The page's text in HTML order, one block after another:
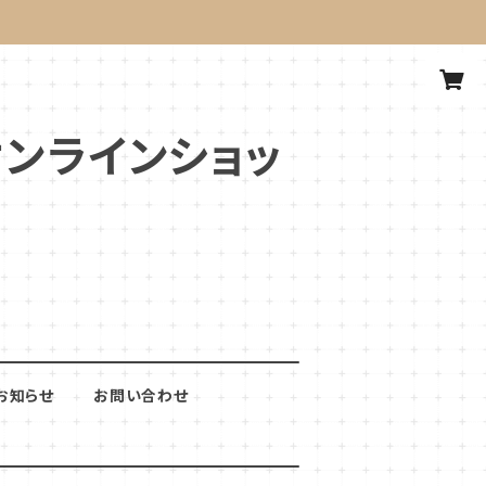
ラインショッ
知らせ お問い合わせ